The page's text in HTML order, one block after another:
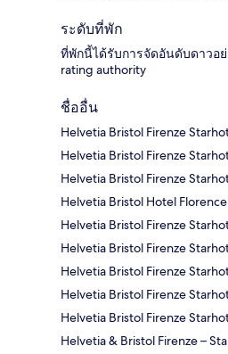
ระดับที่พัก
ที่พักนี้ได้รับการจัดอันดับดาวอย่
rating authority
ชื่ออื่น
Helvetia Bristol Firenze
Helvetia Bristol Firenze
Helvetia Bristol Firenze
Helvetia Bristol Hotel Florence
Helvetia Bristol Firenze
Helvetia Bristol Firenze
Helvetia Bristol Firenze
Helvetia Bristol Firenze
Helvetia Bristol Firenze
Helvetia & Bristol Firenze –